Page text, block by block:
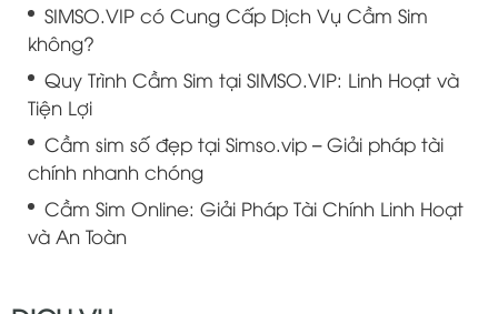
SIMSO.VIP có Cung Cấp Dịch Vụ Cầm Sim
không?
Quy Trình Cầm Sim tại SIMSO.VIP: Linh Hoạt và
Tiện Lợi
Cầm sim số đẹp tại Simso.vip – Giải pháp tài
chính nhanh chóng
Cầm Sim Online: Giải Pháp Tài Chính Linh Hoạt
và An Toàn